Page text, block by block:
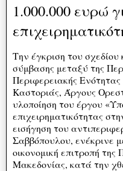
1.000.000 ευρώ
Την έγκριση του
σύμβασης μεταξύ της
Περιφερειακής
Καστοριάς, Άργους
υλοποίηση του έργου
επιχειρηματικότητας
εισήγηση του
Σαββόπουλου, ενέκρινε
οικονομική επιτροπή της
Μακεδονίας, κατά την